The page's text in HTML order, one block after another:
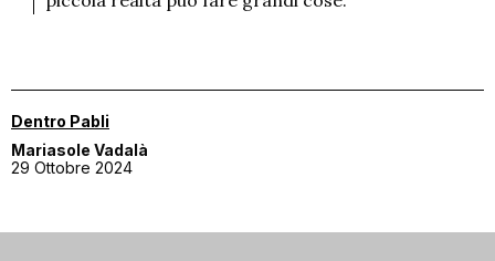
Dentro Pabli
Mariasole Vadalà
29 Ottobre 2024